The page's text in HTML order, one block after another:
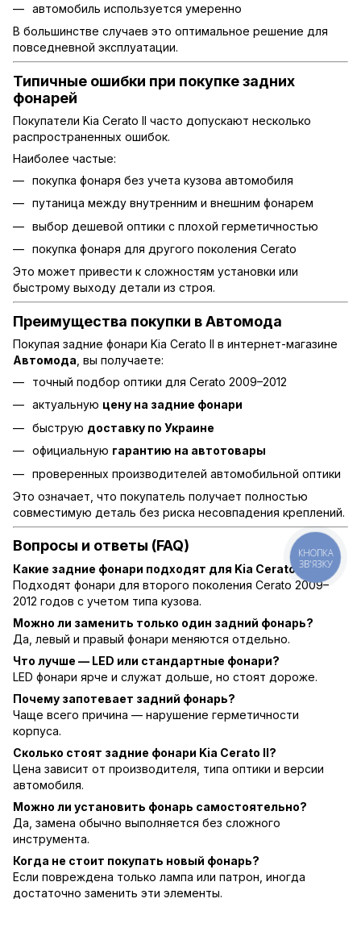
автомобиль используется умеренно
В большинстве случаев это оптимальное решение для
повседневной эксплуатации.
Типичные ошибки при покупке задних
фонарей
Покупатели Kia Cerato II часто допускают несколько
распространенных ошибок.
Наиболее частые:
покупка фонаря без учета кузова автомобиля
путаница между внутренним и внешним фонарем
выбор дешевой оптики с плохой герметичностью
покупка фонаря для другого поколения Cerato
Это может привести к сложностям установки или
быстрому выходу детали из строя.
Преимущества покупки в Автомода
Покупая задние фонари Kia Cerato II в интернет-магазине
Автомода , вы получаете:
точный подбор оптики для Cerato 2009–2012
актуальную цену на задние фонари
быструю доставку по Украине
официальную гарантию на автотовары
проверенных производителей автомобильной оптики
Это означает, что покупатель получает полностью
совместимую деталь без риска несовпадения креплений.
Вопросы и ответы (FAQ)
Какие задние фонари подходят для Kia Cerato II?
Подходят фонари для второго поколения Cerato 2009–
2012 годов с учетом типа кузова.
Можно ли заменить только один задний фонарь?
Да, левый и правый фонари меняются отдельно.
Что лучше — LED или стандартные фонари?
LED фонари ярче и служат дольше, но стоят дороже.
Почему запотевает задний фонарь?
Чаще всего причина — нарушение герметичности
корпуса.
Сколько стоят задние фонари Kia Cerato II?
Цена зависит от производителя, типа оптики и версии
автомобиля.
Можно ли установить фонарь самостоятельно?
Да, замена обычно выполняется без сложного
инструмента.
Когда не стоит покупать новый фонарь?
Если повреждена только лампа или патрон, иногда
достаточно заменить эти элементы.
КНОПКА
ЗВ'ЯЗКУ